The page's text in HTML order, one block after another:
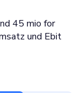
45 mio for
und Ebit